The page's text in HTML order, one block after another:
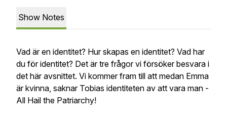
Show Notes
Vad är en identitet? Hur skapas en identitet? Vad har
du för identitet? Det är tre frågor vi försöker besvara i
det här avsnittet. Vi kommer fram till att medan Emma
är kvinna, saknar Tobias identiteten av att vara man -
All Hail the Patriarchy!